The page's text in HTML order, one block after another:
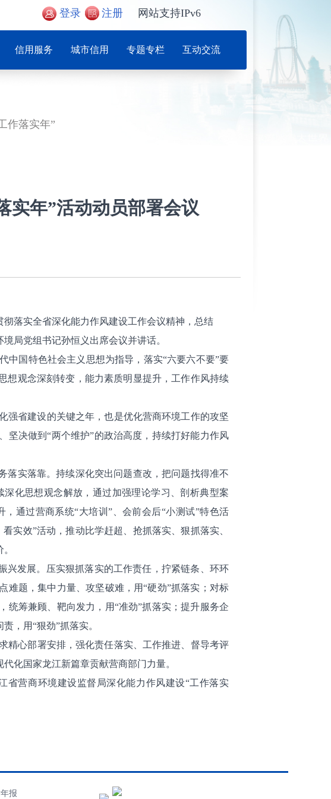
登录 注册 网站支持IPv6
信用服务 城市信用 专题专栏 互动交流
作落实年”
实年”活动动员部署会议
落实全省深化能力作风建设工作会议精神，总结
局党组书记孙恒义出席会议并讲话。
国特色社会主义思想为指导，落实“六要六不要”要
想观念深刻转变，能力素质明显提升，工作作风持续
省建设的关键之年，也是优化营商环境工作的攻坚
坚决做到“两个维护”的政治高度，持续打好能力作风
实落靠。持续深化突出问题查改，把问题找得准不
化思想观念解放，通过加强理论学习、剖析典型案
通过营商系统“大培训”、会前会后“小测试”特色活
实效”活动，推动比学赶超、抢抓落实、狠抓落实、
发展。压实狠抓落实的工作责任，拧紧链条、环环
难题，集中力量、攻坚破难，用“硬劲”抓落实；对标
统筹兼顾、靶向发力，用“准劲”抓落实；提升服务企
，用“狠劲”抓落实。
心部署安排，强化责任落实、工作推进、督导考评
化国家龙江新篇章贡献营商部门力量。
营商环境建设监督局深化能力作风建设“工作落实
报